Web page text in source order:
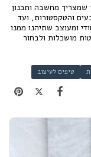
שמצריך מחשבה ותכנון
והטקסטורות, ועד
ומעוצב שתיהנו ממנו
מושכלות ולבחור
טיפים לעיצוב